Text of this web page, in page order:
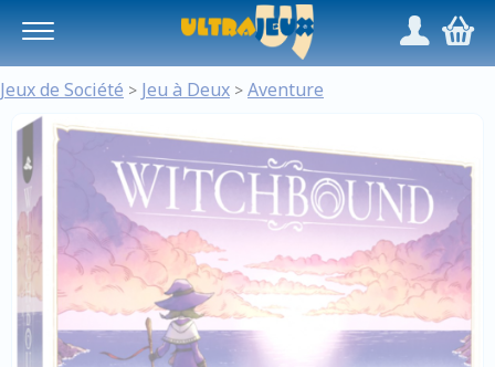
/,
Jeux de Société > Jeu à Deux > Aventure